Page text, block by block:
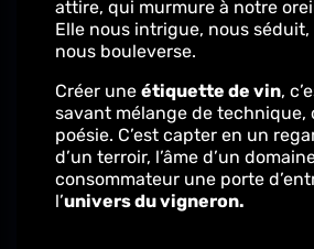
attire, qui murmure à notre
Elle nous intrigue, nous
nous bouleverse.
Créer une étiquette de vin,
savant mélange de technique,
poésie. C’est capter en un
d’un terroir, l’âme d’un
consommateur une porte
l’univers du vigneron.